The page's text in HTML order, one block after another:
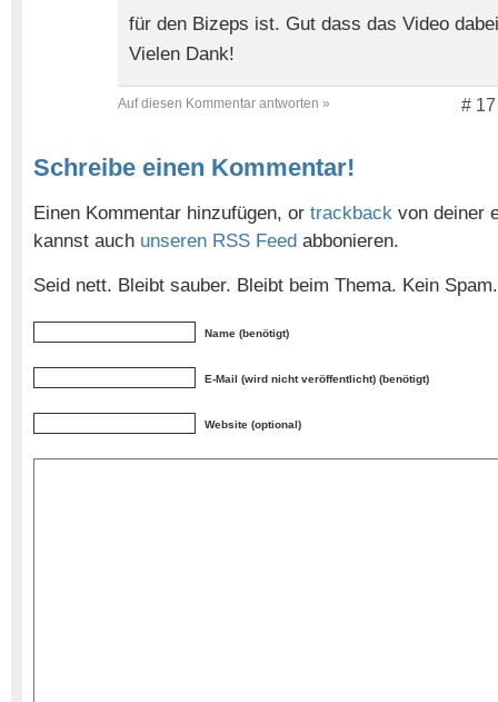
für den Bizeps ist. Gut dass das Video
Vielen Dank!
Auf diesen Kommentar antworten » #
Schreibe einen Kommentar!
Einen Kommentar hinzufügen, or trackback von deiner
kannst auch unseren RSS Feed abbonieren.
Seid nett. Bleibt sauber. Bleibt beim Thema. Kein Spam.
Name (benötigt)
E-Mail (wird nicht veröffentlicht) (benötigt)
Website (optional)